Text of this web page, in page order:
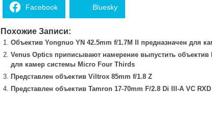
Facebook Bluesky
Похожие Записи:
Объектив Yongnuo YN 42.5mm f/1.7M II предназначен для
Venus Optics приписывают намерение выпустить объектив
для камер системы Micro Four Thirds
Представлен объектив Viltrox 85mm f/1.8 Z
Представлен объектив Tamron 17-70mm F/2.8 Di III-A VC